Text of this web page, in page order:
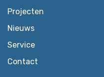
Projecten
Nieuws
Service
Contact